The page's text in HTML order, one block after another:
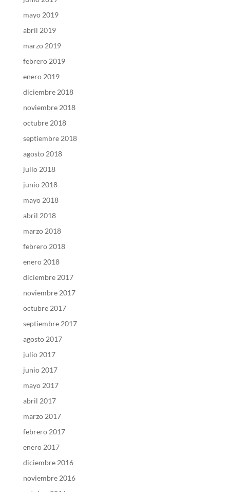
mayo 2019
abril 2019
marzo 2019
febrero 2019
enero 2019
diciembre 2018
noviembre 2018
octubre 2018
septiembre 2018
agosto 2018
julio 2018
junio 2018
mayo 2018
abril 2018
marzo 2018
febrero 2018
enero 2018
diciembre 2017
noviembre 2017
octubre 2017
septiembre 2017
agosto 2017
julio 2017
junio 2017
mayo 2017
abril 2017
marzo 2017
febrero 2017
enero 2017
diciembre 2016
noviembre 2016